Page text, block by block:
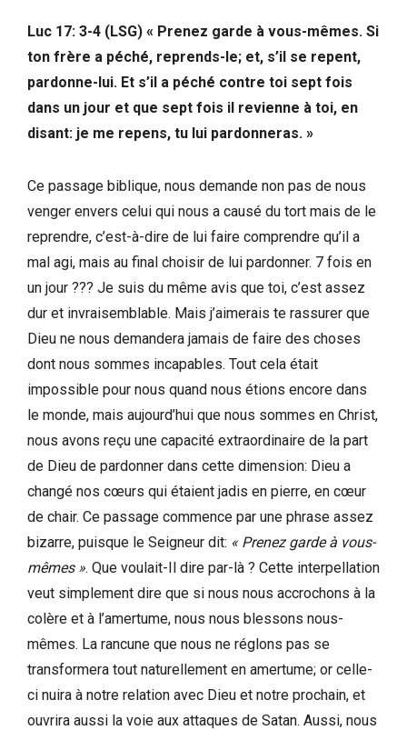
Luc 17: 3-4 (LSG) « Prenez garde à vous-mêmes. Si
ton frère a péché, reprends-le; et, s’il se repent,
pardonne-lui. Et s’il a péché contre toi sept fois
dans un jour et que sept fois il revienne à toi, en
disant: je me repens, tu lui pardonneras. »
Ce passage biblique, nous demande non pas de nous
venger envers celui qui nous a causé du tort mais de le
reprendre, c’est-à-dire de lui faire comprendre qu’il a
mal agi, mais au final choisir de lui pardonner. 7 fois en
un jour ??? Je suis du même avis que toi, c’est assez
dur et invraisemblable. Mais j’aimerais te rassurer que
Dieu ne nous demandera jamais de faire des choses
dont nous sommes incapables. Tout cela était
impossible pour nous quand nous étions encore dans
le monde, mais aujourd’hui que nous sommes en Christ,
nous avons reçu une capacité extraordinaire de la part
de Dieu de pardonner dans cette dimension: Dieu a
changé nos cœurs qui étaient jadis en pierre, en cœur
de chair. Ce passage commence par une phrase assez
bizarre, puisque le Seigneur dit: « Prenez garde à vous-
mêmes ». Que voulait-Il dire par-là ? Cette interpellation
veut simplement dire que si nous nous accrochons à la
colère et à l’amertume, nous nous blessons nous-
mêmes. La rancune que nous ne réglons pas se
transformera tout naturellement en amertume; or celle-
ci nuira à notre relation avec Dieu et notre prochain, et
ouvrira aussi la voie aux attaques de Satan. Aussi, nous